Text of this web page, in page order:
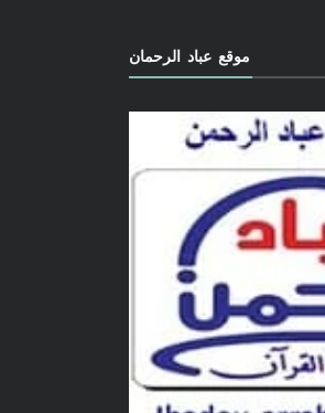
موقع عباد الرحمان